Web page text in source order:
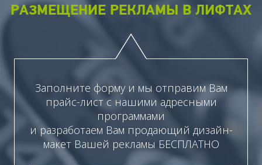
РАЗМЕЩЕНИЕ РЕКЛАМЫ В ЛИФТАХ
Заполните форму и мы отправим Вам
прайс-лист с нашими адресными
программами
и разработаем Вам продающий дизайн-
макет Вашей рекламы БЕСПЛАТНО